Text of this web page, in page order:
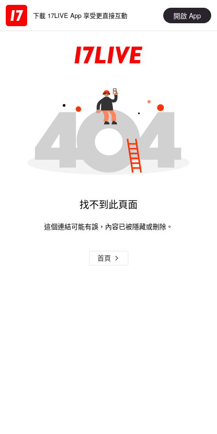
下載 17LIVE App 享受更直接互動 開啟 App
找不到此頁面
這個連結可能有誤，內容已被隱藏或刪除。
首頁